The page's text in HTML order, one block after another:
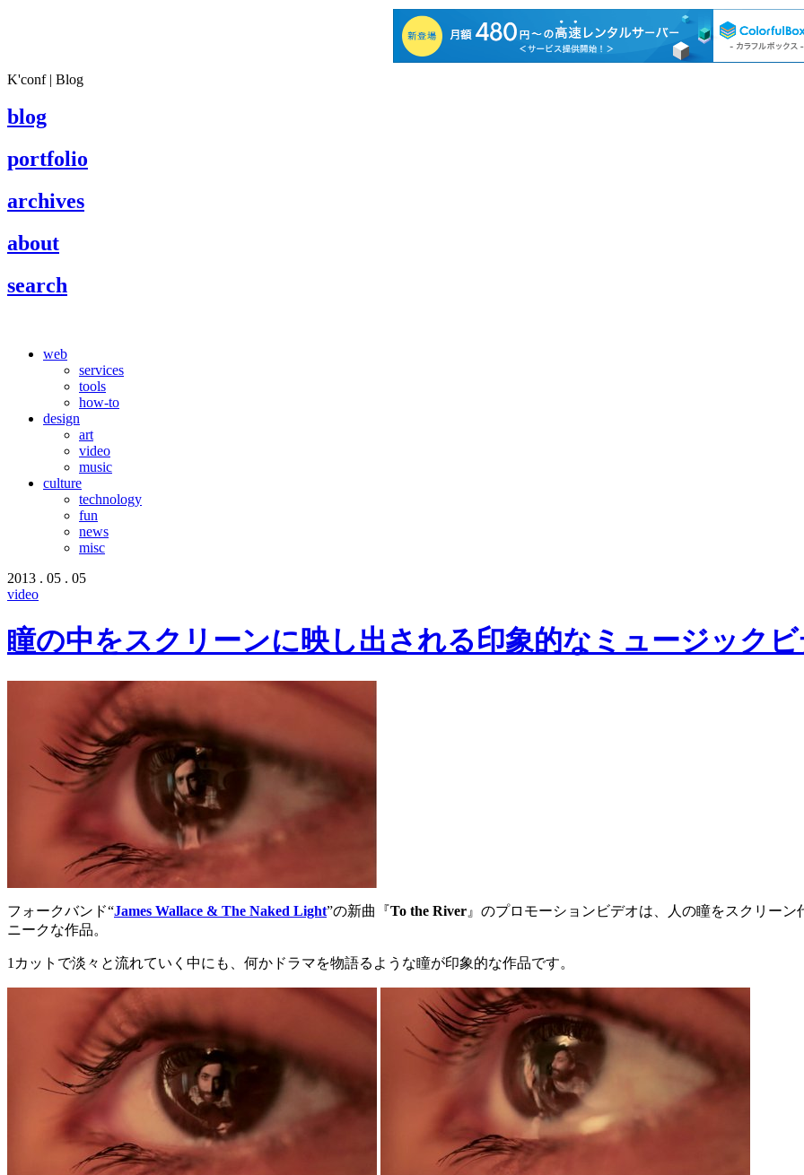
K'conf | Blog
blog
portfolio
archives
about
search
web
services
tools
how-to
design
art
video
music
culture
technology
fun
news
misc
2013 . 05 . 05
video
瞳の中をスクリーンに映し出される印象的なミュージック
フォークバンド“James Wallace & The Naked Light”の新曲『To the River 』のプロモーションビデオは、人の瞳をスクリー
ニークな作品。
1カットで淡々と流れていく中にも、何かドラマを物語るような瞳が印象的な作品です。